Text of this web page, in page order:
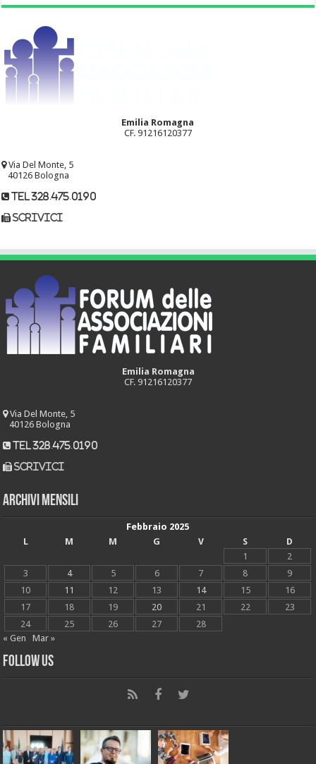
Emilia Romagna
CF. 91216120377
Via Del Monte, 5
40126 Bologna
tel 328.475.0190
scrivici
Emilia Romagna
CF. 91216120377
Via Del Monte, 5
40126 Bologna
tel 328.475.0190
scrivici
Archivi mensili
Febbraio 2025
L
M M G V S
D
1
2
3
4 5 6 7 8
9
10
11 12 13 14 15
16
17
18 19 20 21 22
23
24
25 26 27
28
« Gen
Mar »
Follow Us